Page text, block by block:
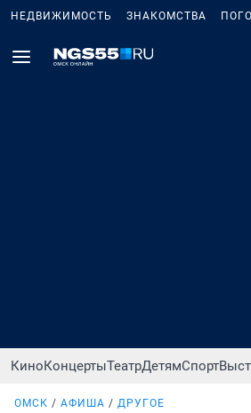
НЕДВИЖИМОСТЬ ЗНАКОМСТВА
КиноКонцертыТеатрДетямСпорт
ОМСК АФИША ДРУГОЕ